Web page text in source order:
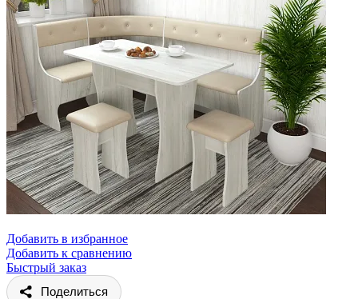
Добавить в избранное
Добавить к сравнению
Быстрый заказ
Поделиться